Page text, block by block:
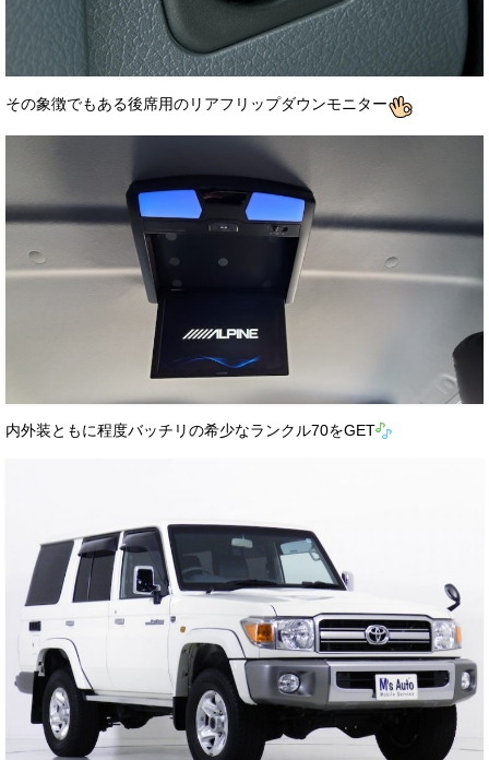
その象徴でもある後席用のリアフリップダウンモニター
内外装ともに程度バッチリの希少なランクル70をGET